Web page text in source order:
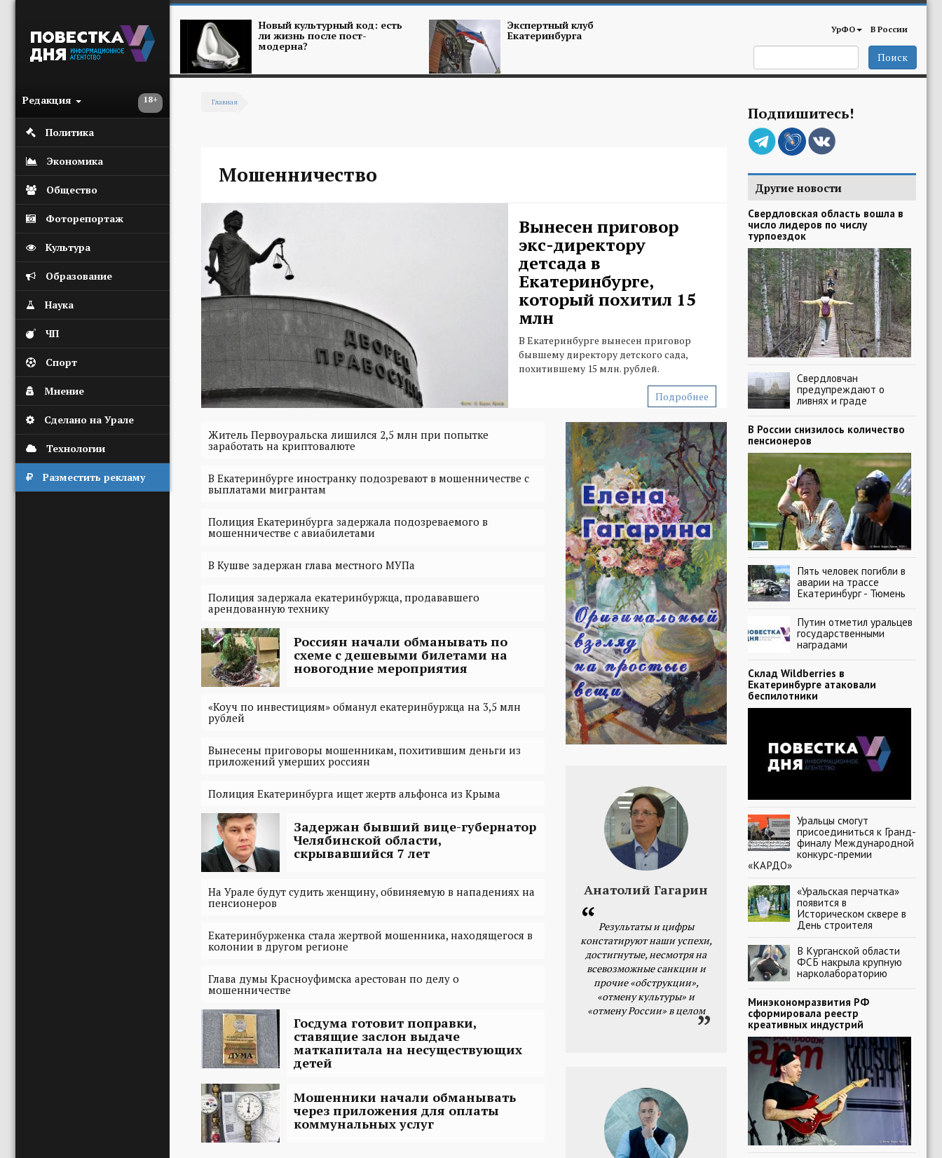
18+
Редакция
Политика
Экономика
Общество
Фоторепортаж
Культура
Образование
Наука
ЧП
Спорт
Мнение
Сделано на Урале
Технологии
Разместить рекламу
Новый культурный код: есть
ли жизнь после пост-
модерна?
Экспертный клуб
Екатеринбурга УрФО В России
Поиск
Главная
Мошенничество
Вынесен приговор
экс-директору
детсада в
Екатеринбурге,
который похитил 15
млн
В Екатеринбурге вынесен приговор
бывшему директору детского сада,
похитившему 15 млн. рублей.
Подробнее
Житель Первоуральска лишился 2,5 млн при попытке
заработать на криптовалюте
В Екатеринбурге иностранку подозревают в мошенничестве с
выплатами мигрантам
Полиция Екатеринбурга задержала подозреваемого в
мошенничестве с авиабилетами
В Кушве задержан глава местного МУПа
Полиция задержала екатеринбуржца, продававшего
арендованную технику
Россиян начали обманывать по
схеме с дешевыми билетами на
новогодние мероприятия
«Коуч по инвестициям» обманул екатеринбуржца на 3,5 млн
рублей
Вынесены приговоры мошенникам, похитившим деньги из
приложений умерших россиян
Полиция Екатеринбурга ищет жертв альфонса из Крыма
Задержан бывший вице-губернатор
Челябинской области,
скрывавшийся 7 лет
На Урале будут судить женщину, обвиняемую в нападениях на
пенсионеров
Екатеринбурженка стала жертвой мошенника, находящегося в
колонии в другом регионе
Глава думы Красноуфимска арестован по делу о
мошенничестве
Госдума готовит поправки,
ставящие заслон выдаче
маткапитала на несуществующих
детей
Мошенники начали обманывать
через приложения для оплаты
коммунальных услуг
Анатолий Гагарин
Результаты и цифры
констатируют наши успехи,
достигнутые, несмотря на
всевозможные санкции и
прочие «обструкции»,
«отмену культуры» и
«отмену России» в целом
Подпишитесь!
Другие новости
Свердловская область вошла в
число лидеров по числу
турпоездок
Свердловчан
предупреждают о
ливнях и граде
В России снизилось количество
пенсионеров
Пять человек погибли в
аварии на трассе
Екатеринбург - Тюмень
Путин отметил уральцев
государственными
наградами
Склад Wildberries в
Екатеринбурге атаковали
беспилотники
Уральцы смогут
присоединиться к Гранд-
финалу Международной
конкурс-премии
«КАРДО»
«Уральская перчатка»
появится в
Историческом сквере в
День строителя
В Курганской области
ФСБ накрыла крупную
нарколабораторию
Минэкономразвития РФ
сформировала реестр
креативных индустрий